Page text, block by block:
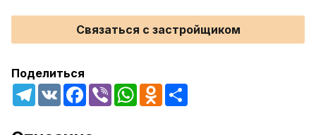
Связаться с застройщиком
Поделиться
Telegram
VK Facebook
Viber WhatsAppOdnoklassniki